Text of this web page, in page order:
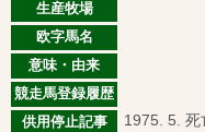
生産牧場
欧字馬名
意味・由来
競走馬登録履歴
供用停止記事
1975. 5. 死